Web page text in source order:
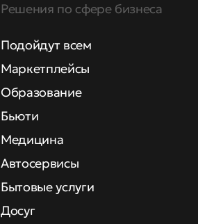
Решения по сфере бизнеса
Подойдут всем
Маркетплейсы
Образование
Бьюти
Медицина
Автосервисы
Бытовые услуги
Досуг